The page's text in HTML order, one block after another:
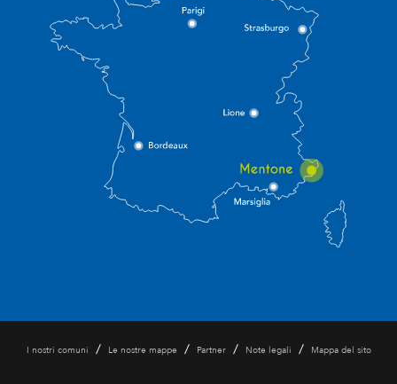
I nostri comuni / Le nostre mappe / Partner / Note legali / Mappa del sito